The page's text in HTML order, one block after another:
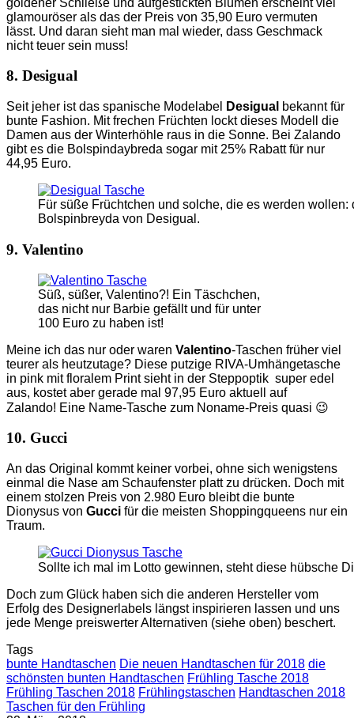
glamouröser als das der Preis von 35,90 Euro vermuten
lässt. Und daran sieht man mal wieder, dass Geschmack
nicht teuer sein muss!
8. Desigual
Seit jeher ist das spanische Modelabel Desigual bekannt für
bunte Fashion. Mit frechen Früchten lockt dieses Modell die
Damen aus der Winterhöhle raus in die Sonne. Bei Zalando
gibt es die Bolspindaybreda sogar mit 25% Rabatt für nur
44,95 Euro.
Für süße Früchtchen und solche, die es werden wollen:
Bolspinbreyda von Desigual.
9. Valentino
Süß, süßer, Valentino?! Ein Täschchen,
das nicht nur Barbie gefällt und für unter
100 Euro zu haben ist!
Meine ich das nur oder waren Valentino-Taschen früher viel
teurer als heutzutage? Diese putzige RIVA-Umhängetasche
in pink mit floralem Print sieht in der Steppoptik super edel
aus, kostet aber gerade mal 97,95 Euro aktuell auf
Zalando! Eine Name-Tasche zum Noname-Preis quasi 😉
10. Gucci
An das Original kommt keiner vorbei, ohne sich wenigstens
einmal die Nase am Schaufenster platt zu drücken. Doch mit
einem stolzen Preis von 2.980 Euro bleibt die bunte
Dionysus von Gucci für die meisten Shoppingqueens nur ein
Traum.
Sollte ich mal im Lotto gewinnen, steht diese hübsche
Doch zum Glück haben sich die anderen Hersteller vom
Erfolg des Designerlabels längst inspirieren lassen und uns
jede Menge preiswerter Alternativen (siehe oben) beschert.
Tags
bunte Handtaschen Die neuen Handtaschen für 2018 die
schönsten bunten Handtaschen Frühling Tasche 2018
Frühling Taschen 2018 Frühlingstaschen Handtaschen 2018
Taschen für den Frühling